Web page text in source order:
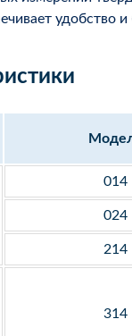
014
024
214
314